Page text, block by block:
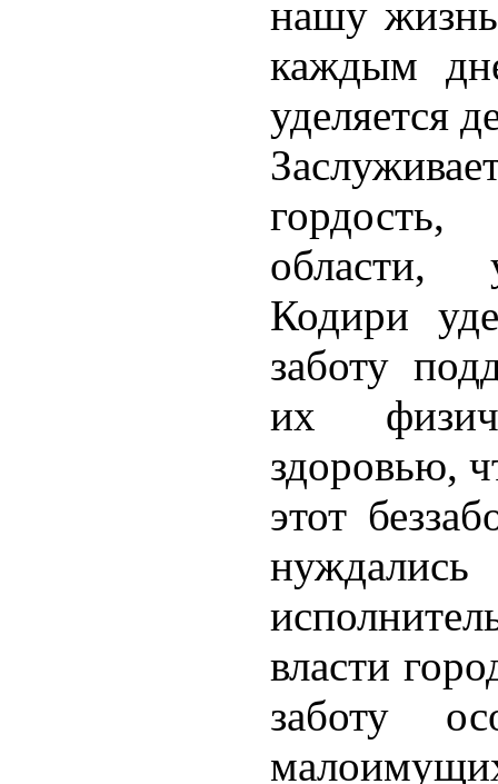
нашу
каждым
уделяется
области,
Кодири
заботу
их
здоровью,
этот
власти
заботу